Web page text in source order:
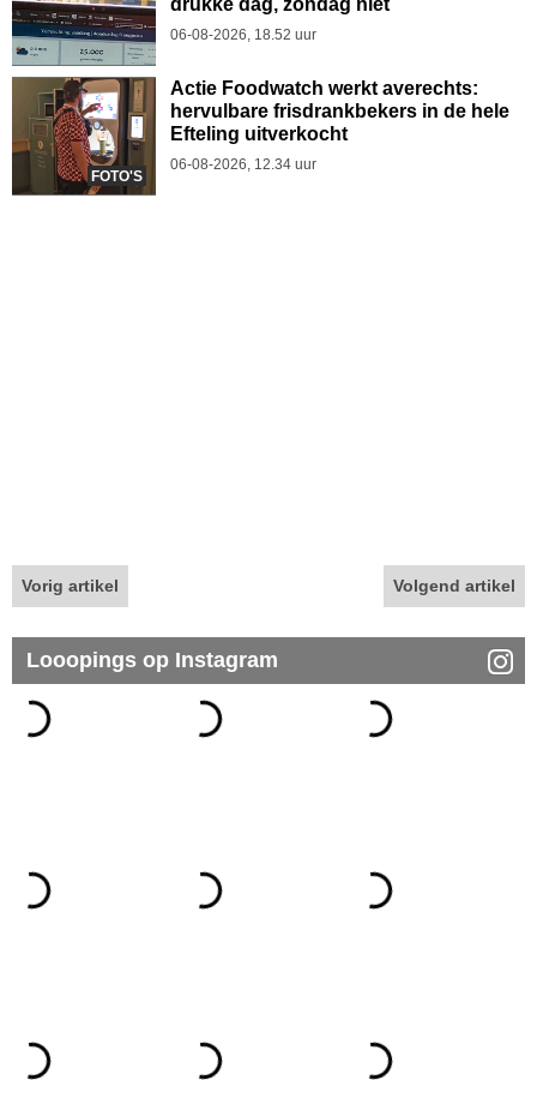
drukke dag, zondag niet
06-08-2026, 18.52 uur
FOTO'S
Actie Foodwatch werkt averechts:
hervulbare frisdrankbekers in de hele
Efteling uitverkocht
06-08-2026, 12.34 uur
Vorig artikel Volgend artikel
Looopings op Instagram